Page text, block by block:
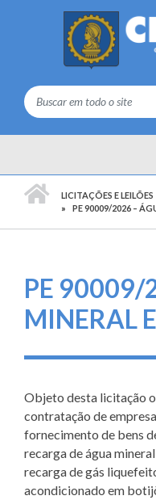
LICITAÇÕES E LEILÕES
PE 90009/2026 –
PE 90009/
MINERAL
Objeto desta licitação o
contratação de
fornecimento de bens
recarga de água
recarga de gás
acondicionado em